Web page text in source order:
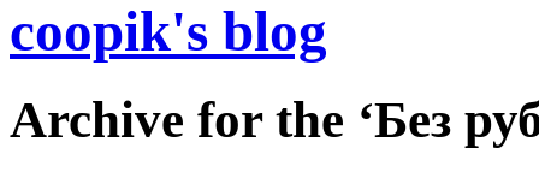
coopik's blog
Archive for the ‘Без